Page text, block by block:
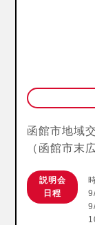
函館市地域
（函館市末
説明会
日程